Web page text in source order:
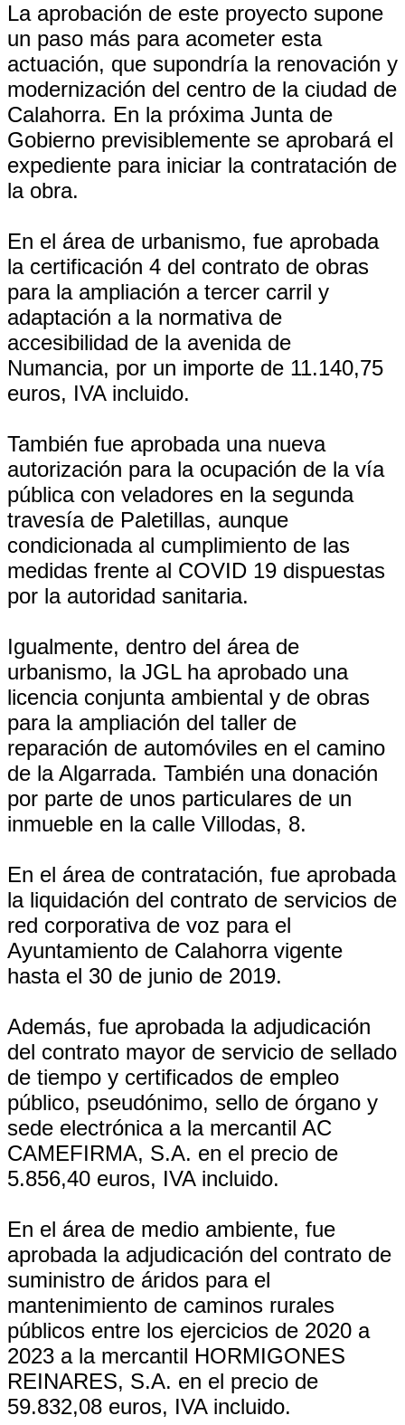
La aprobación de este proyecto supone
un paso más para acometer esta
actuación, que supondría la renovación y
modernización del centro de la ciudad de
Calahorra. En la próxima Junta de
Gobierno previsiblemente se aprobará el
expediente para iniciar la contratación de
la obra.
En el área de urbanismo, fue aprobada
la certificación 4 del contrato de obras
para la ampliación a tercer carril y
adaptación a la normativa de
accesibilidad de la avenida de
Numancia, por un importe de 11.140,75
euros, IVA incluido.
También fue aprobada una nueva
autorización para la ocupación de la vía
pública con veladores en la segunda
travesía de Paletillas, aunque
condicionada al cumplimiento de las
medidas frente al COVID 19 dispuestas
por la autoridad sanitaria.
Igualmente, dentro del área de
urbanismo, la JGL ha aprobado una
licencia conjunta ambiental y de obras
para la ampliación del taller de
reparación de automóviles en el camino
de la Algarrada. También una donación
por parte de unos particulares de un
inmueble en la calle Villodas, 8.
En el área de contratación, fue aprobada
la liquidación del contrato de servicios de
red corporativa de voz para el
Ayuntamiento de Calahorra vigente
hasta el 30 de junio de 2019.
Además, fue aprobada la adjudicación
del contrato mayor de servicio de sellado
de tiempo y certificados de empleo
público, pseudónimo, sello de órgano y
sede electrónica a la mercantil AC
CAMEFIRMA, S.A. en el precio de
5.856,40 euros, IVA incluido.
En el área de medio ambiente, fue
aprobada la adjudicación del contrato de
suministro de áridos para el
mantenimiento de caminos rurales
públicos entre los ejercicios de 2020 a
2023 a la mercantil HORMIGONES
REINARES, S.A. en el precio de
59.832,08 euros, IVA incluido.